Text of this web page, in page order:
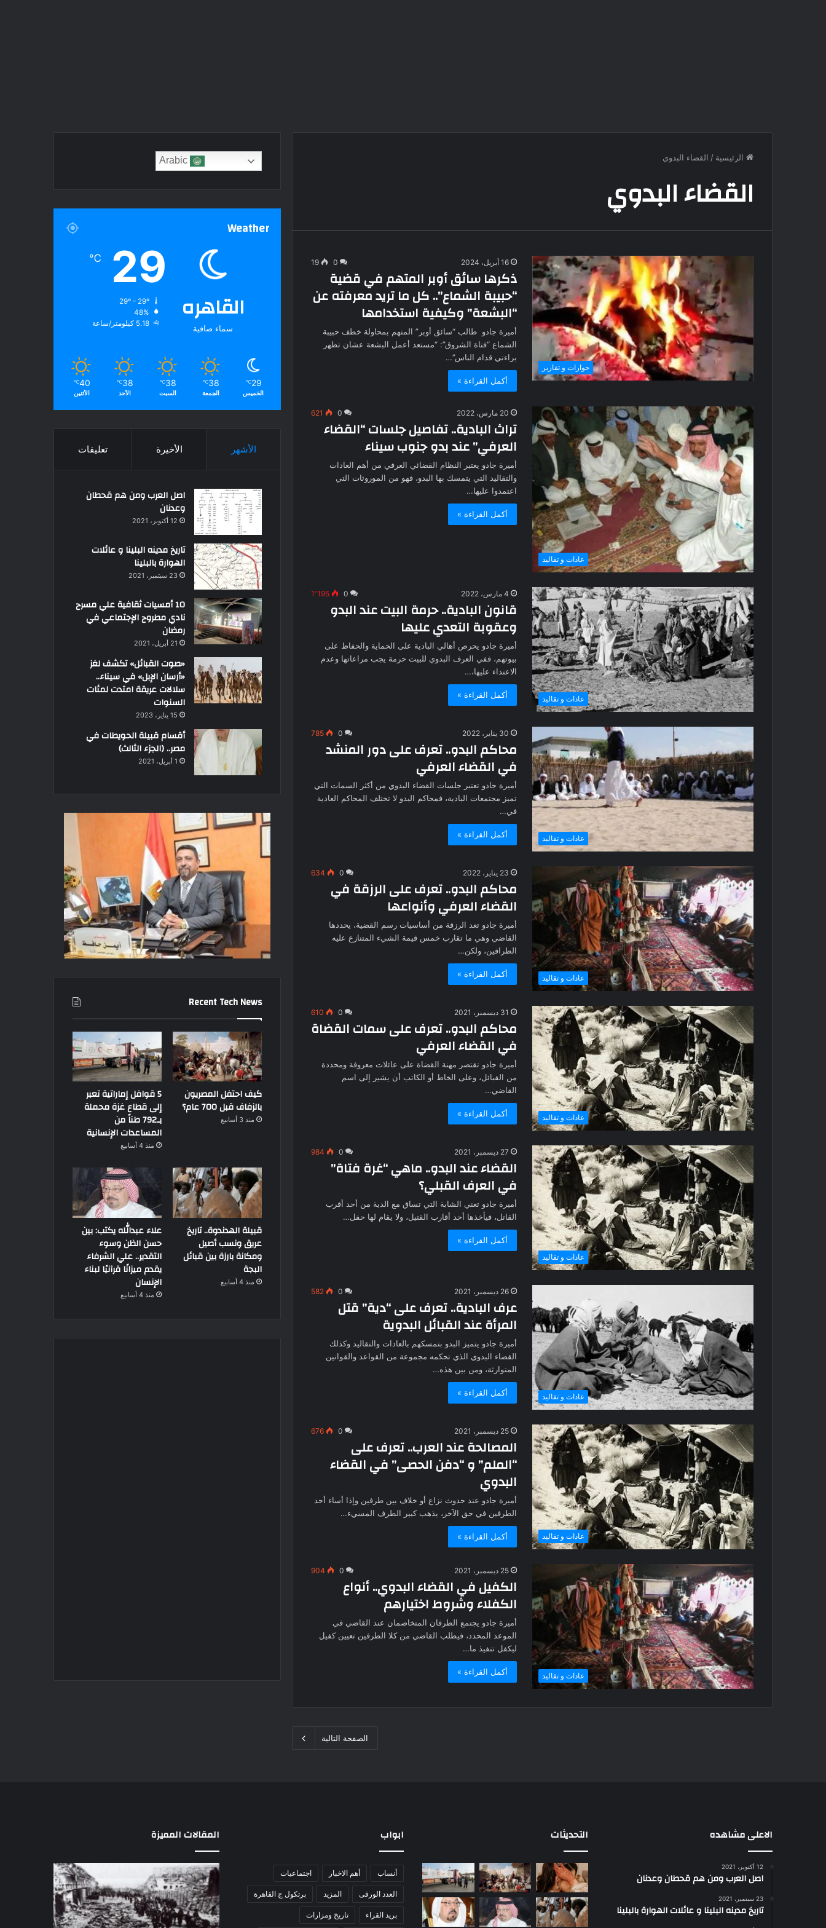
الرئيسية / القضاء البدوي
القضاء البدوي
حوارات و تقارير
16 أبريل، 2024 0
19
ذكرها سائق أوبر المتهم في قضية
“حبيبة الشماع”.. كل ما تريد معرفته عن
“البشعة” وكيفية استخدامها
أميرة جادو طالب “سائق أوبر” المتهم بمحاولة خطف حبيبة
الشماع “فتاة الشروق”: “مستعد أعمل البشعة عشان تظهر
براءتي قدام الناس”…
أكمل القراءة »
عادات و تقاليد
20 مارس، 2022 0
621
تراث البادية.. تفاصيل جلسات “القضاء
العرفي” عند بدو جنوب سيناء
أميرة جادو يعتبر النظام القضائي العرفي من أهم العادات
والتقاليد التي يتمسك بها البدو، فهو من الموروثات التي
اعتمدوا عليها…
أكمل القراءة »
عادات و تقاليد
4 مارس، 2022 0 1٬195
قانون البادية.. حرمة البيت عند البدو
وعقوبة التعدي عليها
أميرة جادو يحرص أهالي البادية على الحماية والحفاظ على
بيوتهم، ففي العرف البدوي للبيت حرمة يجب مراعاتها وعدم
الاعتداء عليها،…
أكمل القراءة »
عادات و تقاليد
30 يناير، 2022 0
785
محاكم البدو.. تعرف على دور المنشد
في القضاء العرفي
أميرة جادو تعتبر جلسات القضاء البدوي من أكثر السمات التي
تميز مجتمعات البادية، فمحاكم البدو لا تختلف المحاكم العادية
في…
أكمل القراءة »
عادات و تقاليد
23 يناير، 2022 0
634
محاكم البدو.. تعرف على الرزقة في
القضاء العرفي وأنواعها
أميرة جادو تعد الرزقة من أساسيات رسم القضية، يحددها
القاضي وهي ما تقارب خمس قيمة الشيء المتنازع عليه
الطرافين، ولكن…
أكمل القراءة »
عادات و تقاليد
31 ديسمبر، 2021 0
610
محاكم البدو.. تعرف على سمات القضاة
في القضاء العرفي
أميرة جادو تقتصر مهنة القضاة على عائلات معروفة ومحددة
من القبائل، وعلى الخاط أو الكاتب أن يشير إلى اسم
القاضي…
أكمل القراءة »
عادات و تقاليد
27 ديسمبر، 2021 0
984
القضاء عند البدو.. ماهي “غرة فتاة”
في العرف القبلي؟
أميرة جادو تعني الشابة التي تساق مع الدية من أحد أقرب
القاتل، فيأخذها أحد أقارب القتيل، ولا يقام لها حفل…
أكمل القراءة »
عادات و تقاليد
26 ديسمبر، 2021 0
582
عرف البادية.. تعرف على “دية” قتل
المرأة عند القبائل البدوية
أميرة جادو يتميز البدو بتمسكهم بالعادات والتقاليد وكذلك
القضاء البدوي الذي تحكمه مجموعة من القواعد والقوانين
المتوارثة، ومن بين هذه…
أكمل القراءة »
عادات و تقاليد
25 ديسمبر، 2021 0
676
المصالحة عند العرب.. تعرف على
“الملم” و “دفن الحصى” في القضاء
البدوي
أميرة جادو عند حدوث نزاع أو خلاف بين طرفين وإذا أساء أحد
الطرفين في حق الآخر، يذهب كبير الطرف المسيء…
أكمل القراءة »
عادات و تقاليد
25 ديسمبر، 2021 0
904
الكفيل في القضاء البدوي.. أنواع
الكفلاء وشروط اختيارهم
أميرة جادو يجتمع الطرفان المتخاصمان عند القاضي في
الموعد المحدد، فيطلب القاضي من كلا الطرفين تعيين كفيل
ليكفل تنفيذ ما…
أكمل القراءة »
الصفحة التالية
Arabic
Weather
القاهره
سماء صافية
29
℃
48%
5.18 كيلومتر/ساعة
29
℃
الخميس
38
℃
الجمعة
38
℃
السبت
38
℃
الأحد
40
℃
الأثنين
الأشهر الأخيرة تعليقات
اصل العرب ومن هم قحطان
وعدنان
12 أكتوبر، 2021
تاريخ مدينه البلينا و عائلات
الهوارة بالبلينا
23 سبتمبر، 2021
10 أمسيات ثقافية علي مسرح
نادي مطروح الإجتماعي في
رمضان
21 أبريل، 2021
«صوت القبائل» تكشف لغز
«أرسان الإبل» في سيناء..
سلالات عريقة امتدت لمئات
السنوات
15 يناير، 2023
أقسام قبيلة الحويطات في
مصر.. (الجزء الثالث)
1 أبريل، 2021
Recent Tech News
كيف احتفل المصريون
بالزفاف قبل 700 عام؟
منذ 3 أسابيع
5 قوافل إماراتية تعبر
إلى قطاع غزة محملة
بـ792 طناً من
المساعدات الإنسانية
منذ 4 أسابيع
قبيلة الهدندوة.. تاريخ
عريق ونسب أصيل
ومكانة بارزة بين قبائل
البجة
منذ 4 أسابيع
علاء عبدالله يكتب: بين
حسن الظن وسوء
التقدير.. علي الشرفاء
يقدم ميزانًا قرآنيًا لبناء
الإنسان
منذ 4 أسابيع
الاعلى مشاهده
12 أكتوبر، 2021
اصل العرب ومن هم قحطان وعدنان
23 سبتمبر، 2021
تاريخ مدينه البلينا و عائلات الهوارة بالبلينا
التحديثات ابواب
أنساب أهم الاخبار اجتماعيات
العدد الورقى المزيد برتكول ج القاهرة
بريد القراء تاريخ ومزارات
المقالات المميزة
الشيخ
عبدالله
جهامة:
بطولات
أبناء6 يوليو، 2026
5
إماراتية
إلى
مذبحة
اللد..
القصة
الكاملة
لإحدى
اللواء
دكتور
راضي
عبدالمعطي
يكتب: